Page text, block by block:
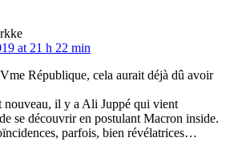
at 21 h 22 min
République, cela aurait déjà dû avoir
nouveau, il y a Ali Juppé qui vient
se découvrir en postulant Macron inside.
parfois, bien révélatrices…